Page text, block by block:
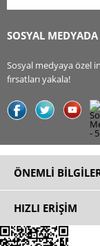
SOSYAL
Sosyal medyaya özel
fırsatları yakala!
ÖNEMLI
HIZLI ERIŞIM